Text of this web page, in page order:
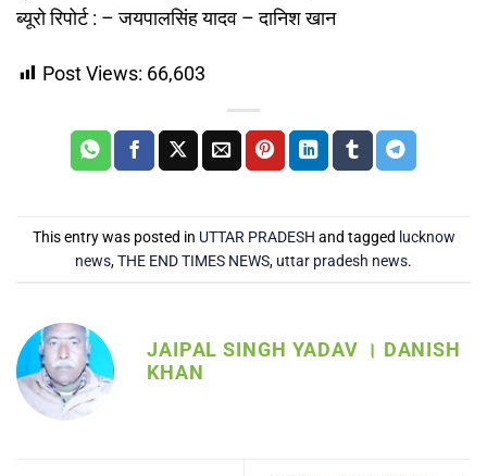
ब्यूरो रिपोर्ट : – जयपालसिंह यादव – दानिश खान
Post Views: 66,603
This entry was posted in UTTAR PRADESH and tagged lucknow
news,THE END TIMES NEWS, uttar pradesh news.
JAIPAL SINGH YADAV । DANISH
KHAN